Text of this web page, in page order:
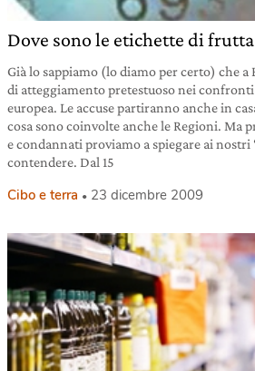
Dove sono le etichette di
Già lo sappiamo (lo diamo per certo) che a
di atteggiamento pretestuoso nei
europea. Le accuse partiranno anche in
cosa sono coinvolte anche le Regioni. Ma
e condannati proviamo a spiegare ai
contendere. Dal 15
Cibo e terra 23 dicembre 2009